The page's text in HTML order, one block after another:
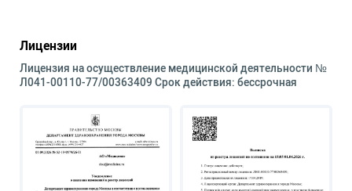
Лицензии
Лицензия на осуществление медицинской деятельности №
Л041-00110-77/00363409 Срок действия: бессрочная